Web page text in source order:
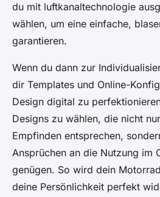
du mit luftkanaltechnologie
wählen, um eine einfache,
garantieren.
Wenn du dann zur
dir Templates und Online-
Design digital zu
Designs zu wählen, die nicht
Empfinden entsprechen,
Ansprüchen an die Nutzung im
genügen. So wird dein
deine Persönlichkeit perfekt